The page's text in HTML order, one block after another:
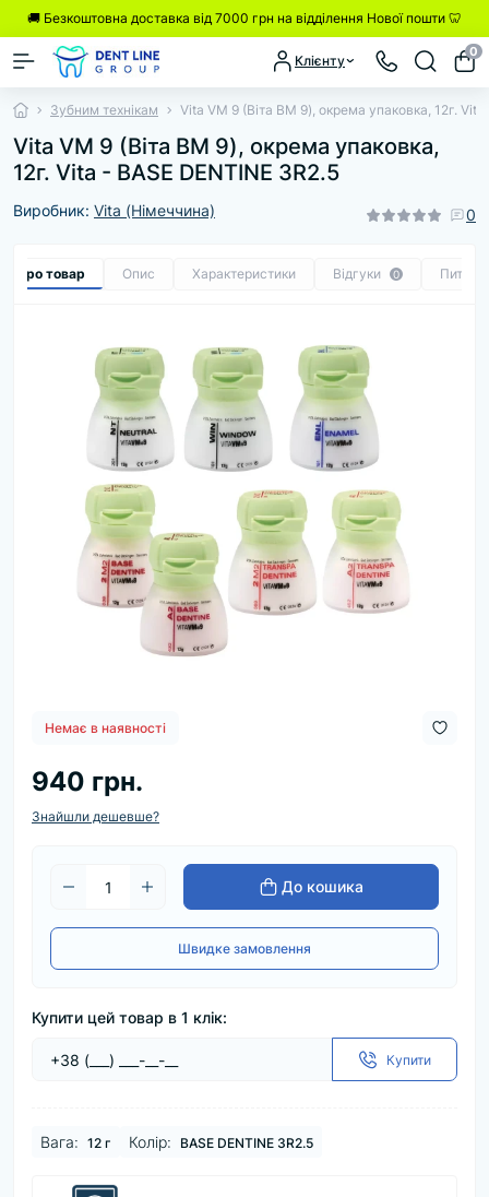
🚚 Безкоштовна доставка від 7000 грн на відділення Нової пошти 🦷
Клієнту
0
Зубним технікам Vita VM 9 (Віта ВМ 9), окрема упаковка, 12г. Vita
Vita VM 9 (Віта ВМ 9), окрема упаковка,
12г. Vita - BASE DENTINE 3R2.5
Виробник: Vita (Німеччина) 0
про товар Опис Характеристики Відгуки 0
Немає в наявності
940 грн.
Знайшли дешевше?
До кошика
Швидке замовлення
Купити цей товар в 1 клік:
Купити
Baга: 12 г Колір: BASE DENTINE 3R2.5